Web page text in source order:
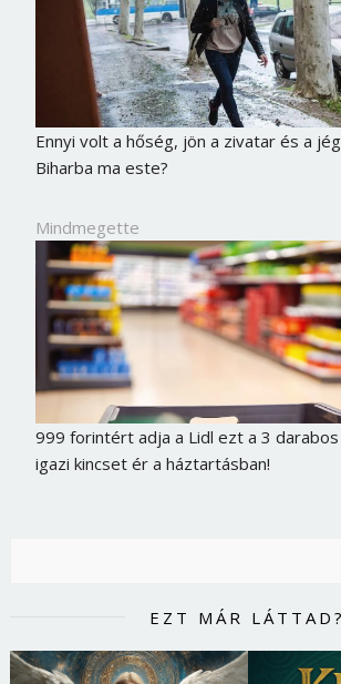
Ennyi volt a hőség, jön a zivatar és a
Biharba ma este?
Mindmegette
999 forintért adja a Lidl ezt a 3
igazi kincset ér a háztartásban!
EZT MÁR LÁTTAD?